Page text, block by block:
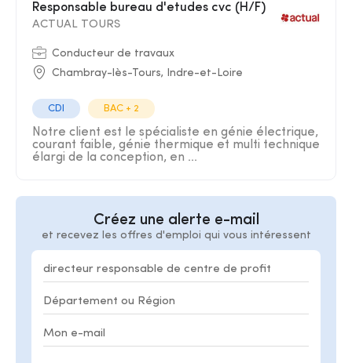
Responsable bureau d'etudes cvc (H/F)
ACTUAL TOURS
Conducteur de travaux
Chambray-lès-Tours, Indre-et-Loire
CDI BAC + 2
Notre client est le spécialiste en génie électrique,
courant faible, génie thermique et multi technique
élargi de la conception, en ...
Créez une alerte e-mail
et recevez les offres d'emploi qui vous intéressent